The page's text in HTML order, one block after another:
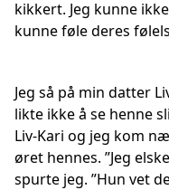
kikkert. Jeg kunne
kunne føle deres
Jeg så på min datter
likte ikke å se henne
Liv-Kari og jeg kom
øret hennes. ”Jeg
spurte jeg. ”Hun vet